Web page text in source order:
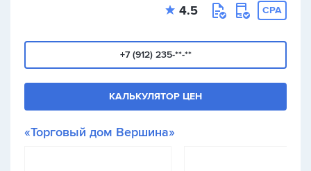
4.5 CPA
+7 (912) 235-**-**
КАЛЬКУЛЯТОР ЦЕН
«Торговый дом Вершина»